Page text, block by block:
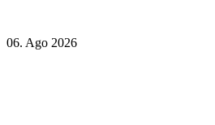
06. Ago 2026